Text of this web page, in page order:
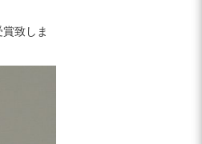
致しま